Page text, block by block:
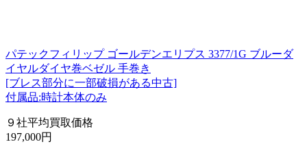
パテックフィリップ ゴールデンエリプス 3377/1G ブルーダ
イヤルダイヤ巻ベゼル 手巻き
[ブレス部分に一部破損がある中古]
付属品:時計本体のみ
９社平均買取価格
197,000円